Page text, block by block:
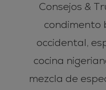
Consejos &
condimento
occidental,
cocina
mezcla de